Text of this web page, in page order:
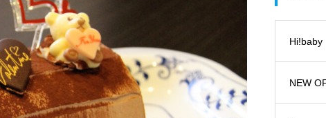
［島原市］喜ばれるチョコ♡久
遠チョコレートのバレンタイン
セット
Hi!baby
NEW